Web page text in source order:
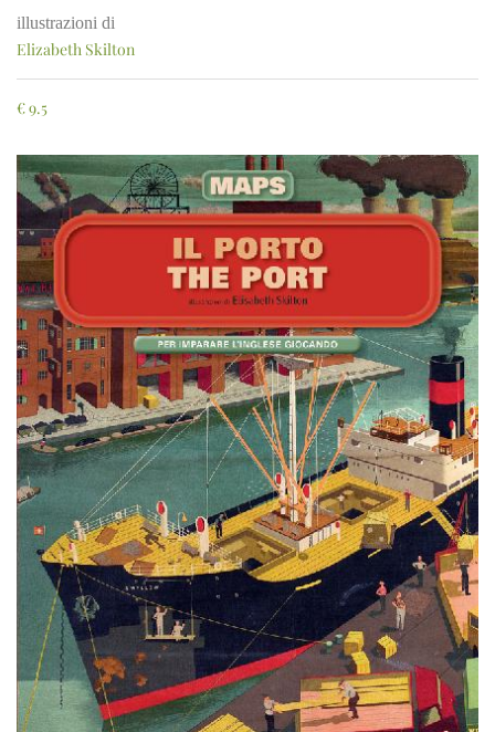
illustrazioni di
Elizabeth Skilton
€9.5